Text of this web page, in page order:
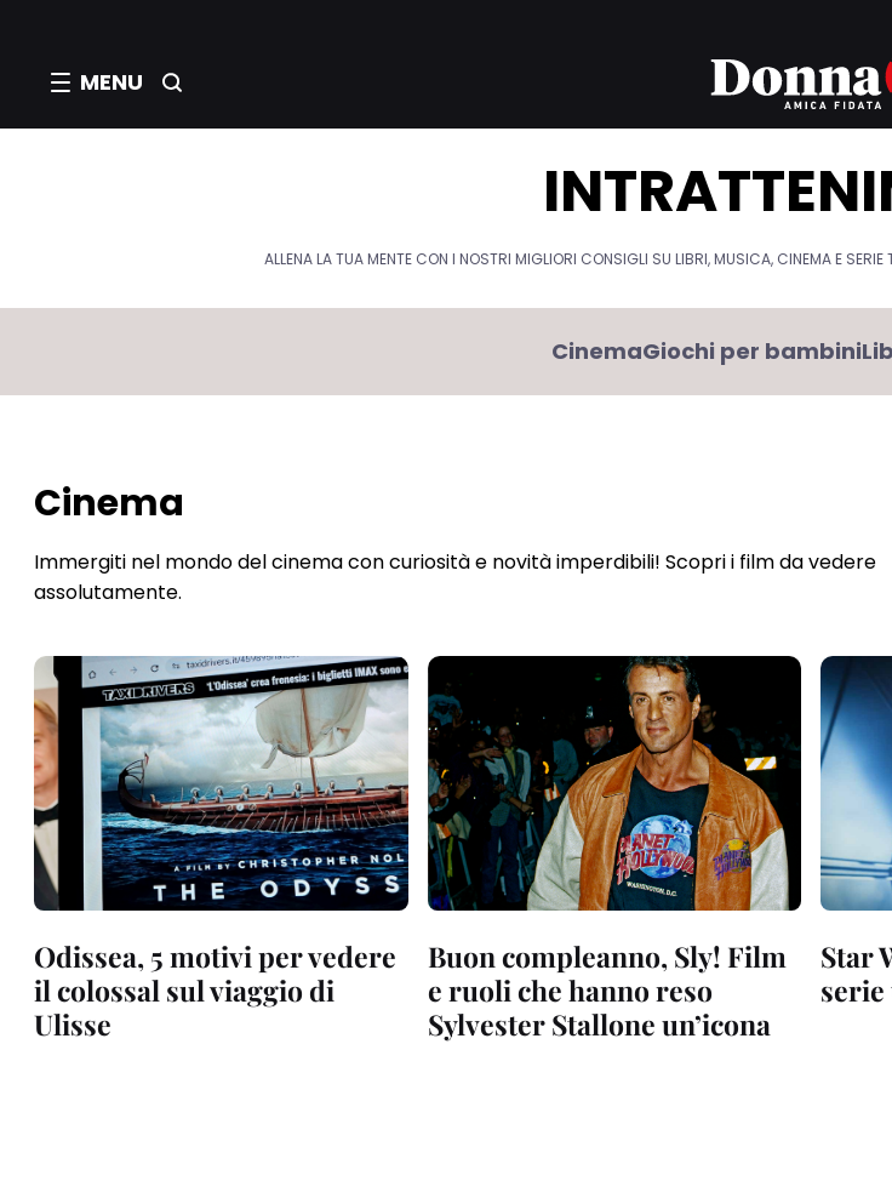
MENU
ALLENA LA TUA MENTE CON I NOSTRI MIGLIORI CONSIGLI SU LIBRI, MUSICA, CINEMA E
CinemaGiochi per bambini
Cinema
Immergiti nel mondo del cinema con curiosità e novità imperdibili! Scopri i film da vedere
assolutamente.
Odissea, 5 motivi per vedere
il colossal sul viaggio di
Ulisse
Buon compleanno, Sly! Film
e ruoli che hanno reso
Sylvester Stallone un’icona
Star